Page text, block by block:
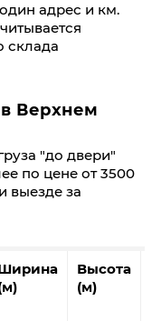
адрес и км.
склада
Верхнем
"до двери"
по цене от 3500
выезде за
Высота
(м)